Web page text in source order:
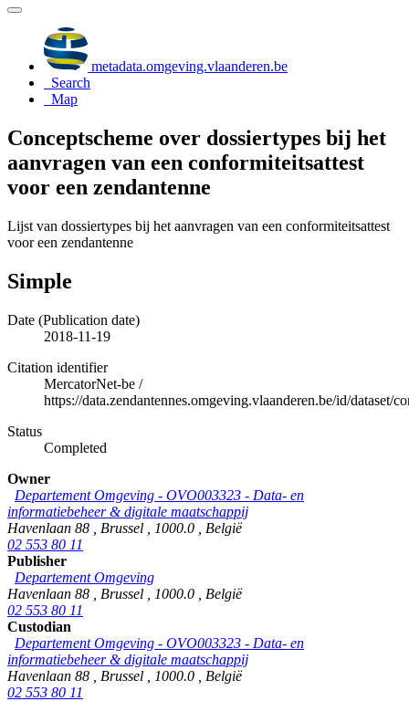
metadata.omgeving.vlaanderen.be
Search
Map
Conceptscheme over dossiertypes bij het
aanvragen van een conformiteitsattest
voor een zendantenne
Lijst van dossiertypes bij het aanvragen van een conformiteitsattest
voor een zendantenne
Simple
Date (Publication date)
2018-11-19
Citation identifier
MercatorNet-be /
https://data.zendantennes.omgeving.vlaanderen.be/id/dataset/
Status
Completed
Owner
Departement Omgeving - OVO003323 - Data- en
informatiebeheer & digitale maatschappij
Havenlaan 88
Brussel 1000.0
België
02 553 80 11
Publisher
Departement Omgeving
Havenlaan 88
Brussel 1000.0
België
02 553 80 11
Custodian
Departement Omgeving - OVO003323 - Data- en
informatiebeheer & digitale maatschappij
Havenlaan 88
Brussel 1000.0
België
02 553 80 11